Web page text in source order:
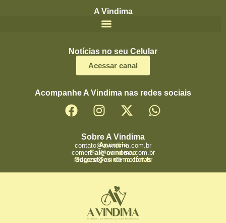
A Vindima
Notícias no seu Celular
Acessar canal
Acompanhe A Vindima nas redes sociais
Sobre A Vindima
Anuncie
contato@avindima.com.br
Fale conosco
comercial@avindima.com.br
Sugestões de notícias
redacao@avindima.com.br